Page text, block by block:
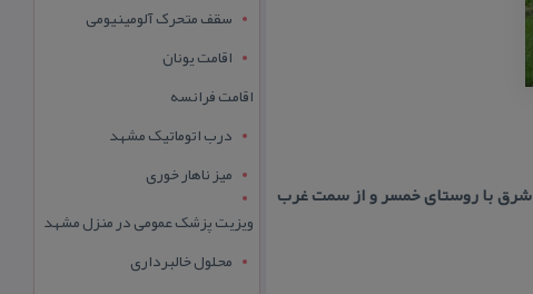
شرق با روستای خمسر و از سمت غرب
سقف متحرک آلومینیومی
اقامت یونان
اقامت فرانسه
درب اتوماتیک مشهد
میز ناهار خوری
ویزیت پزشک عمومی در منزل مشهد
محلول خالبرداری